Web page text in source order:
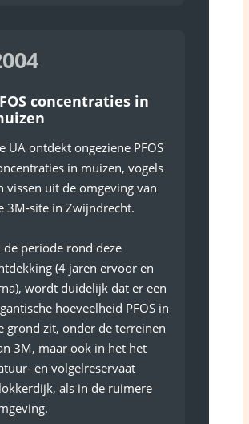
concentraties in
UA ontdekt ongeziene PFOS
in muizen, vogels
vissen uit de omgeving van
3M-site in Zwijndrecht.
de periode rond deze
(4 jaren ervoor en
wordt duidelijk dat er een
hoeveelheid PFOS in
grond zit, onder de terreinen
3M, maar ook in het het
en volgelreservaat
als in de ruimere